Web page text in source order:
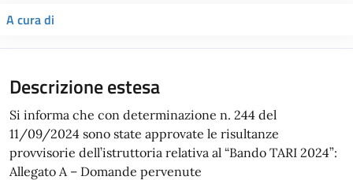
A cura di
Descrizione estesa
Si informa che con determinazione n. 244 del
11/09/2024 sono state approvate le risultanze
provvisorie dell’istruttoria relativa al “Bando TARI 2024”:
Allegato A – Domande pervenute